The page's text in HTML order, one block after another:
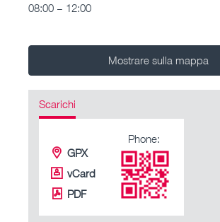
08:00 – 12:00
Mostrare sulla mappa
Scarichi
GPX
vCard
PDF
Phone: